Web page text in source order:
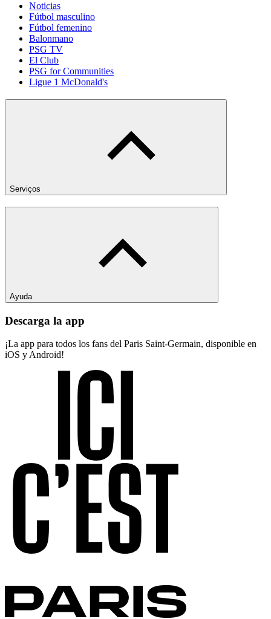
Noticias
Fútbol masculino
Fútbol femenino
Balonmano
PSG TV
El Club
PSG for Communities
Ligue 1 McDonald's
Serviços
Ayuda
Descarga la app
¡La app para todos los fans del Paris Saint-Germain, disponible en
iOS y Android!